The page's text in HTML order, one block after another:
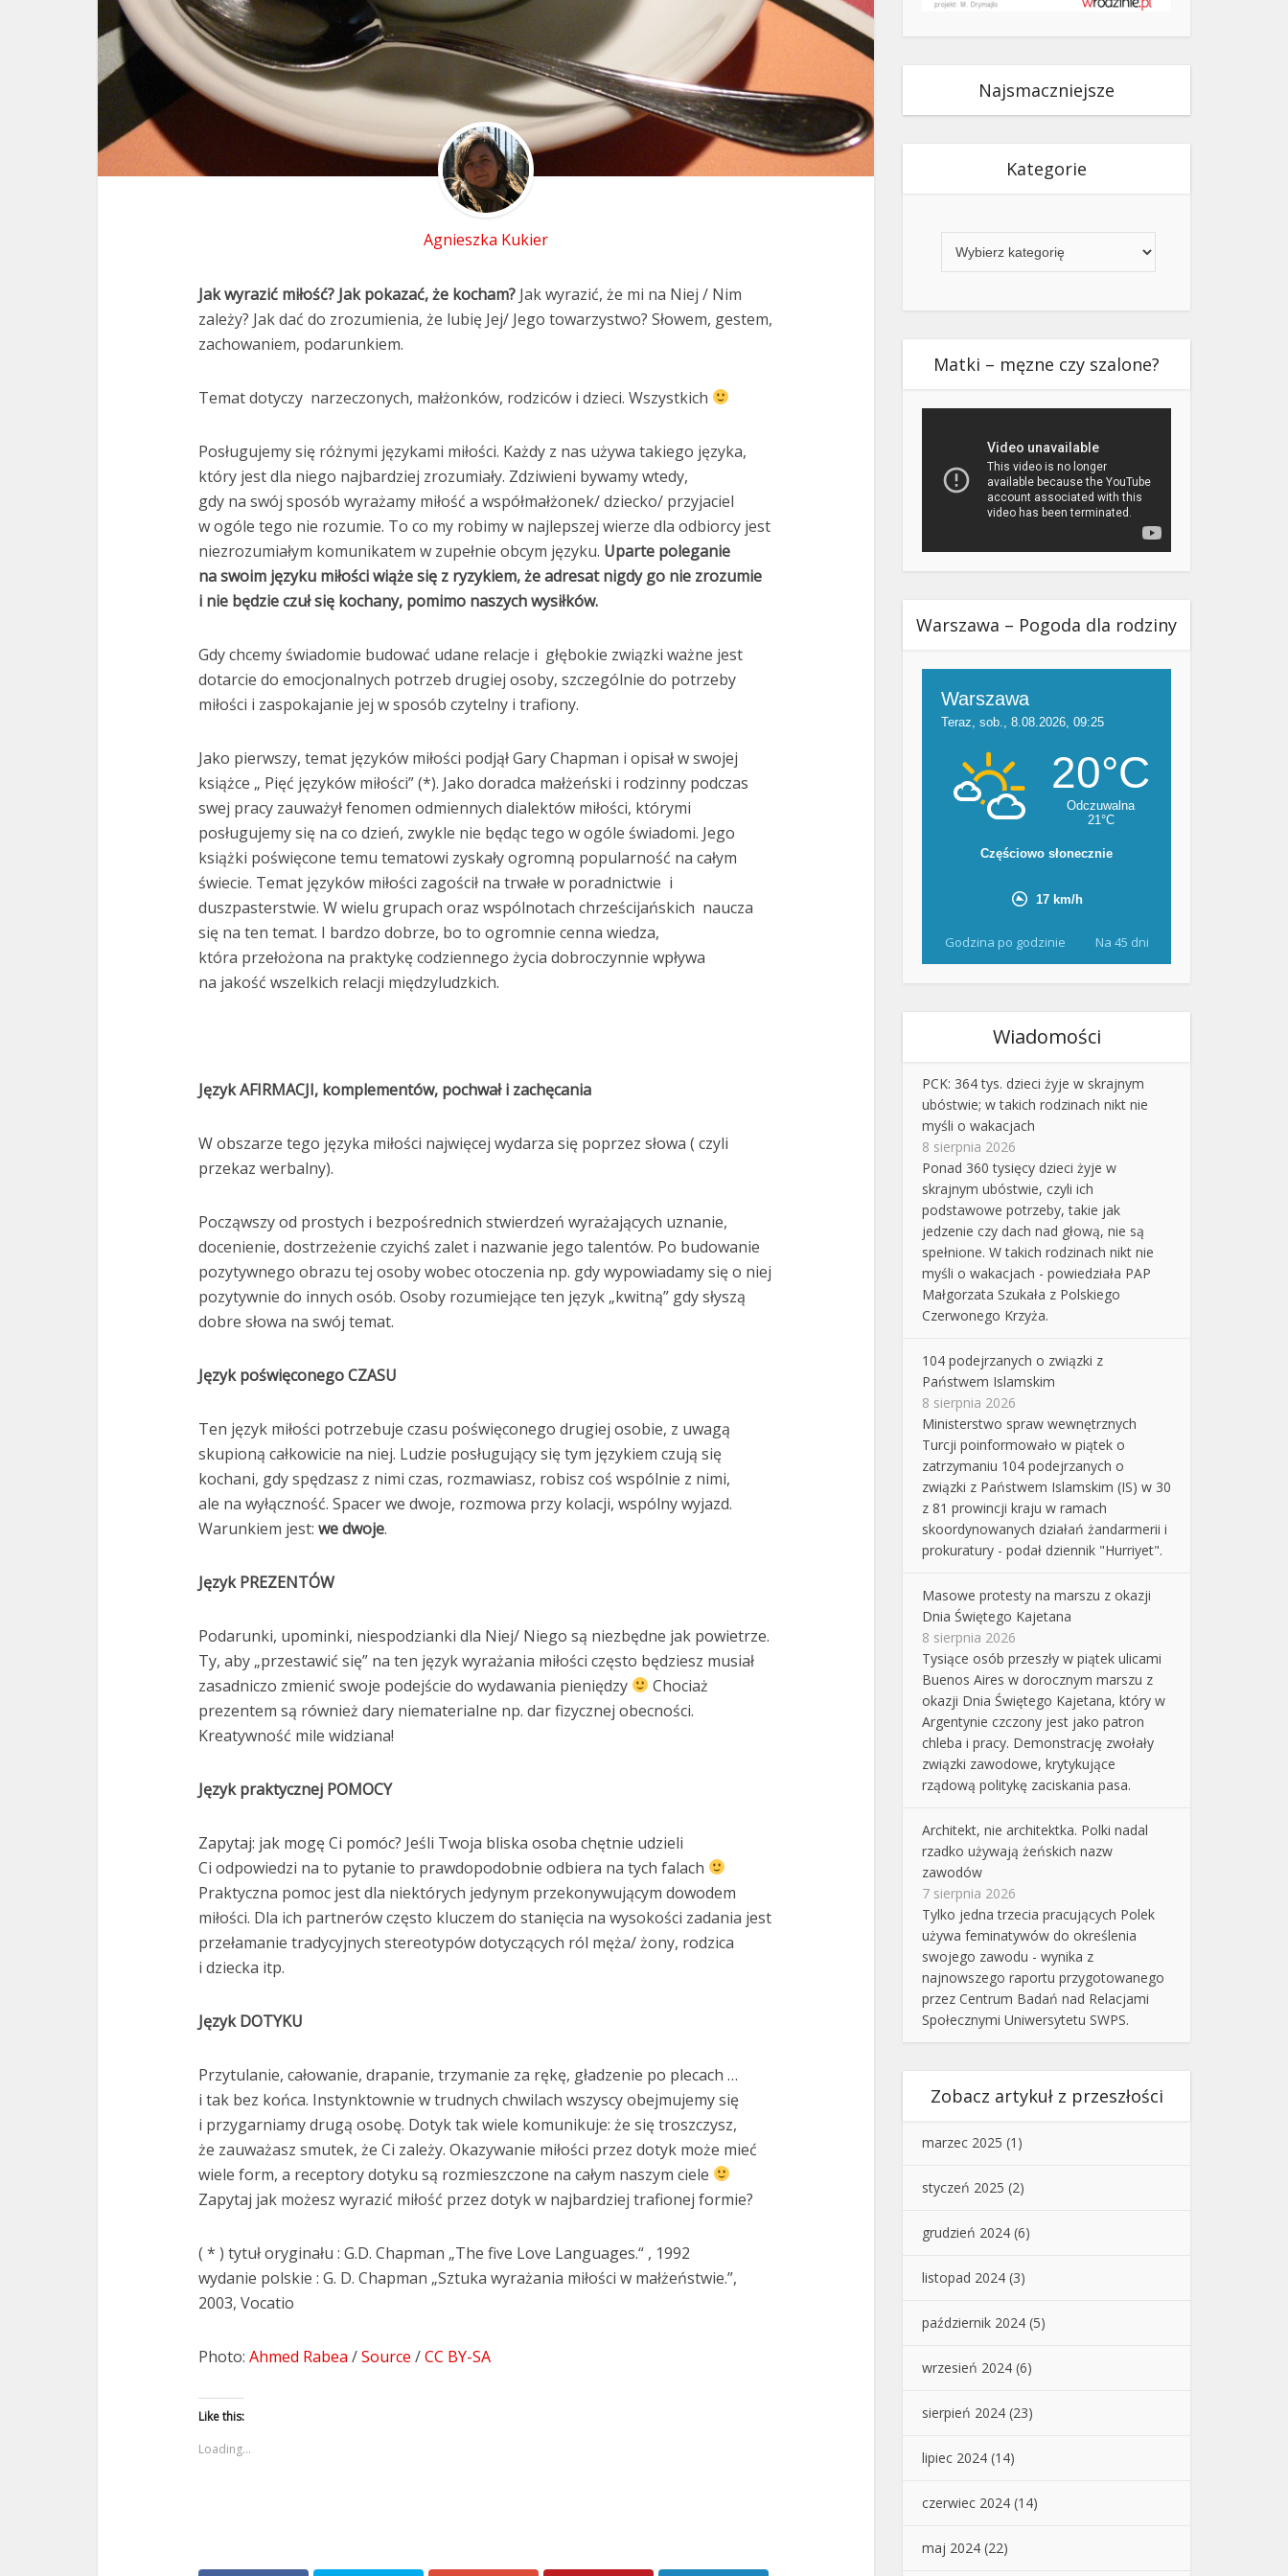
Agnieszka Kukier
Jak wyrazić miłość? Jak pokazać, że kocham? Jak wyrazić, że mi na Niej / Nim
zależy? Jak dać do zrozumienia, że lubię Jej/ Jego towarzystwo? Słowem, gestem,
zachowaniem, podarunkiem.
Temat dotyczy narzeczonych, małżonków, rodziców i dzieci. Wszystkich
Posługujemy się różnymi językami miłości. Każdy z nas używa takiego języka,
który jest dla niego najbardziej zrozumiały. Zdziwieni bywamy wtedy,
gdy na swój sposób wyrażamy miłość a współmałżonek/ dziecko/ przyjaciel
w ogóle tego nie rozumie. To co my robimy w najlepszej wierze dla odbiorcy jest
niezrozumiałym komunikatem w zupełnie obcym języku. Uparte poleganie
na swoim języku miłości wiąże się z ryzykiem, że adresat nigdy go nie zrozumie
i nie będzie czuł się kochany, pomimo naszych wysiłków.
Gdy chcemy świadomie budować udane relacje i głębokie związki ważne jest
dotarcie do emocjonalnych potrzeb drugiej osoby, szczególnie do potrzeby
miłości i zaspokajanie jej w sposób czytelny i trafiony.
Jako pierwszy, temat języków miłości podjął Gary Chapman i opisał w swojej
książce „ Pięć języków miłości” (*). Jako doradca małżeński i rodzinny podczas
swej pracy zauważył fenomen odmiennych dialektów miłości, którymi
posługujemy się na co dzień, zwykle nie będąc tego w ogóle świadomi. Jego
książki poświęcone temu tematowi zyskały ogromną popularność na całym
świecie. Temat języków miłości zagościł na trwałe w poradnictwie i
duszpasterstwie. W wielu grupach oraz wspólnotach chrześcijańskich naucza
się na ten temat. I bardzo dobrze, bo to ogromnie cenna wiedza,
która przełożona na praktykę codziennego życia dobroczynnie wpływa
na jakość wszelkich relacji międzyludzkich.
Język AFIRMACJI, komplementów, pochwał i zachęcania
W obszarze tego języka miłości najwięcej wydarza się poprzez słowa ( czyli
przekaz werbalny).
Począwszy od prostych i bezpośrednich stwierdzeń wyrażających uznanie,
docenienie, dostrzeżenie czyichś zalet i nazwanie jego talentów. Po budowanie
pozytywnego obrazu tej osoby wobec otoczenia np. gdy wypowiadamy się o niej
pozytywnie do innych osób. Osoby rozumiejące ten język „kwitną” gdy słyszą
dobre słowa na swój temat.
Język poświęconego CZASU
Ten język miłości potrzebuje czasu poświęconego drugiej osobie, z uwagą
skupioną całkowicie na niej. Ludzie posługujący się tym językiem czują się
kochani, gdy spędzasz z nimi czas, rozmawiasz, robisz coś wspólnie z nimi,
ale na wyłączność. Spacer we dwoje, rozmowa przy kolacji, wspólny wyjazd.
Warunkiem jest: we dwoje.
Język PREZENTÓW
Podarunki, upominki, niespodzianki dla Niej/ Niego są niezbędne jak powietrze.
Ty, aby „przestawić się” na ten język wyrażania miłości często będziesz musiał
zasadniczo zmienić swoje podejście do wydawania pieniędzy
Chociaż
prezentem są również dary niematerialne np. dar fizycznej obecności.
Kreatywność mile widziana!
Język praktycznej POMOCY
Zapytaj: jak mogę Ci pomóc? Jeśli Twoja bliska osoba chętnie udzieli
Ci odpowiedzi na to pytanie to prawdopodobnie odbiera na tych falach
Praktyczna pomoc jest dla niektórych jedynym przekonywującym dowodem
miłości. Dla ich partnerów często kluczem do stanięcia na wysokości zadania jest
przełamanie tradycyjnych stereotypów dotyczących ról męża/ żony, rodzica
i dziecka itp.
Język DOTYKU
Przytulanie, całowanie, drapanie, trzymanie za rękę, gładzenie po plecach …
i tak bez końca. Instynktownie w trudnych chwilach wszyscy obejmujemy się
i przygarniamy drugą osobę. Dotyk tak wiele komunikuje: że się troszczysz,
że zauważasz smutek, że Ci zależy. Okazywanie miłości przez dotyk może mieć
wiele form, a receptory dotyku są rozmieszczone na całym naszym ciele
Zapytaj jak możesz wyrazić miłość przez dotyk w najbardziej trafionej formie?
( * ) tytuł oryginału : G.D. Chapman „The five Love Languages.“ , 1992
wydanie polskie : G. D. Chapman „Sztuka wyrażania miłości w małżeństwie.”,
2003, Vocatio
Photo: Ahmed Rabea /Source /CC BY-SA
Like this:
Loading...
Najsmaczniejsze
Kategorie
Matki – męzne czy szalone?
Warszawa – Pogoda dla rodziny
Godzina po godzinie Na 45 dni
Wiadomości
PCK: 364 tys. dzieci żyje w skrajnym
ubóstwie; w takich rodzinach nikt nie
myśli o wakacjach
8 sierpnia 2026
Ponad 360 tysięcy dzieci żyje w
skrajnym ubóstwie, czyli ich
podstawowe potrzeby, takie jak
jedzenie czy dach nad głową, nie są
spełnione. W takich rodzinach nikt nie
myśli o wakacjach - powiedziała PAP
Małgorzata Szukała z Polskiego
Czerwonego Krzyża.
104 podejrzanych o związki z
Państwem Islamskim
8 sierpnia 2026
Ministerstwo spraw wewnętrznych
Turcji poinformowało w piątek o
zatrzymaniu 104 podejrzanych o
związki z Państwem Islamskim (IS) w 30
z 81 prowincji kraju w ramach
skoordynowanych działań żandarmerii i
prokuratury - podał dziennik "Hurriyet".
Masowe protesty na marszu z okazji
Dnia Świętego Kajetana
8 sierpnia 2026
Tysiące osób przeszły w piątek ulicami
Buenos Aires w dorocznym marszu z
okazji Dnia Świętego Kajetana, który w
Argentynie czczony jest jako patron
chleba i pracy. Demonstrację zwołały
związki zawodowe, krytykujące
rządową politykę zaciskania pasa.
Architekt, nie architektka. Polki nadal
rzadko używają żeńskich nazw
zawodów
7 sierpnia 2026
Tylko jedna trzecia pracujących Polek
używa feminatywów do określenia
swojego zawodu - wynika z
najnowszego raportu przygotowanego
przez Centrum Badań nad Relacjami
Społecznymi Uniwersytetu SWPS.
Zobacz artykuł z przeszłości
marzec 2025 (1)
styczeń 2025 (2)
grudzień 2024 (6)
listopad 2024 (3)
październik 2024 (5)
wrzesień 2024 (6)
sierpień 2024 (23)
lipiec 2024 (14)
czerwiec 2024 (14)
maj 2024 (22)